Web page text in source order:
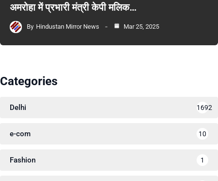
अमरोहा में प्रभारी मंत्री केपी मलिक…
By Hindustan Mirror News Mar 25, 2025
Categories
Delhi 1692
e-com 10
Fashion 1